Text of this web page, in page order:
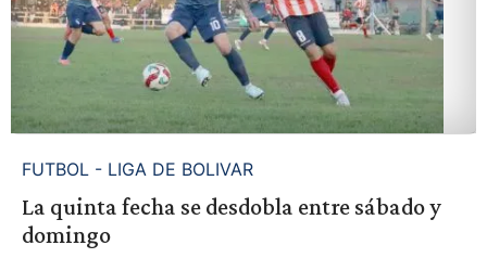
FUTBOL - LIGA DE BOLIVAR
La quinta fecha se desdobla entre sábado y
domingo